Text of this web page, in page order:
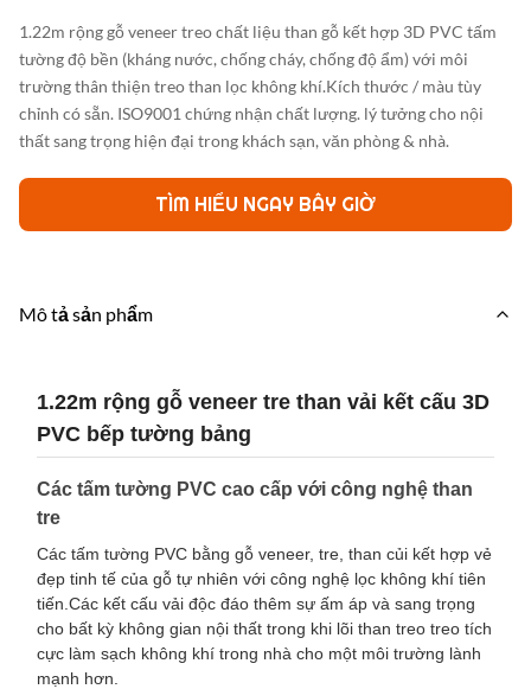
1.22m rộng gỗ veneer treo chất liệu than gỗ kết hợp 3D PVC tấm
tường độ bền (kháng nước, chống cháy, chống độ ẩm) với môi
trường thân thiện treo than lọc không khí.Kích thước / màu tùy
chỉnh có sẵn. ISO9001 chứng nhận chất lượng. lý tưởng cho nội
thất sang trọng hiện đại trong khách sạn, văn phòng & nhà.
TÌM HIỂU NGAY BÂY GIỜ
Mô tả sản phẩm
1.22m rộng gỗ veneer tre than vải kết cấu 3D
PVC bếp tường bảng
Các tấm tường PVC cao cấp với công nghệ than
tre
Các tấm tường PVC bằng gỗ veneer, tre, than củi kết hợp vẻ
đẹp tinh tế của gỗ tự nhiên với công nghệ lọc không khí tiên
tiến.Các kết cấu vải độc đáo thêm sự ấm áp và sang trọng
cho bất kỳ không gian nội thất trong khi lõi than treo treo tích
cực làm sạch không khí trong nhà cho một môi trường lành
mạnh hơn.